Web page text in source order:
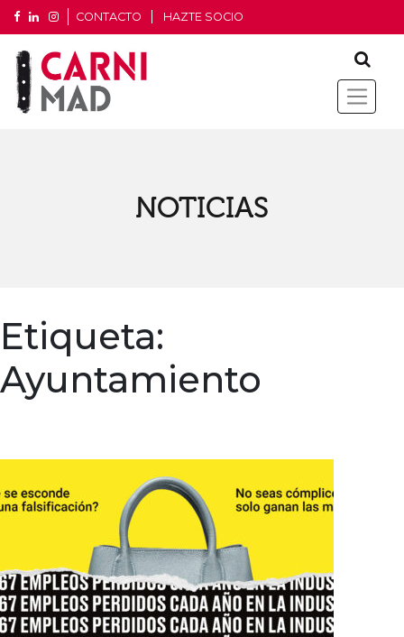
CONTACTO HAZTE SOCIO
NOTICIAS
Etiqueta:
Ayuntamiento